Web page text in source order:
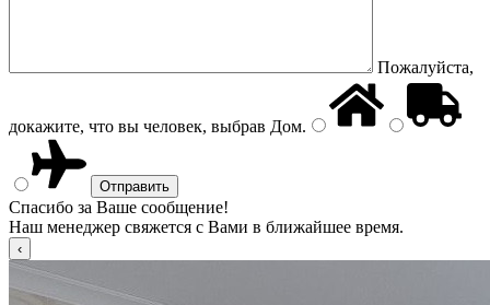
Пожалуйста,
докажите, что вы человек, выбрав Дом.
Спасибо за Ваше сообщение!
Наш менеджер свяжется с Вами в ближайшее время.